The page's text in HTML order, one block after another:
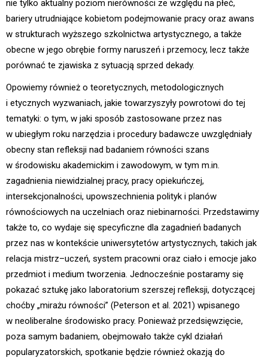
nie tylko aktualny poziom nierówności ze względu na płeć,
bariery utrudniające kobietom podejmowanie pracy oraz awans
w strukturach wyższego szkolnictwa artystycznego, a także
obecne w jego obrębie formy naruszeń i przemocy, lecz także
porównać te zjawiska z sytuacją sprzed dekady.
Opowiemy również o teoretycznych, metodologicznych
i etycznych wyzwaniach, jakie towarzyszyły powrotowi do tej
tematyki: o tym, w jaki sposób zastosowane przez nas
w ubiegłym roku narzędzia i procedury badawcze uwzględniały
obecny stan refleksji nad badaniem równości szans
w środowisku akademickim i zawodowym, w tym m.in.
zagadnienia niewidzialnej pracy, pracy opiekuńczej,
intersekcjonalności, upowszechnienia polityk i planów
równościowych na uczelniach oraz niebinarności. Przedstawimy
także to, co wydaje się specyficzne dla zagadnień badanych
przez nas w kontekście uniwersytetów artystycznych, takich jak
relacja mistrz–uczeń, system pracowni oraz ciało i emocje jako
przedmiot i medium tworzenia. Jednocześnie postaramy się
pokazać sztukę jako laboratorium szerszej refleksji, dotyczącej
choćby „mirażu równości” (Peterson et al. 2021) wpisanego
w neoliberalne środowisko pracy. Ponieważ przedsięwzięcie,
poza samym badaniem, obejmowało także cykl działań
popularyzatorskich, spotkanie będzie również okazją do